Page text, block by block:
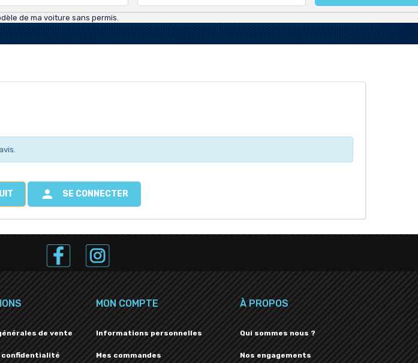
de ma voiture sans permis.
 SE CONNECTER
de vente
confidentialité
MON COMPTE
Informations personnelles
Mes commandes
À PROPOS
Qui sommes nous ?
Nos engagements